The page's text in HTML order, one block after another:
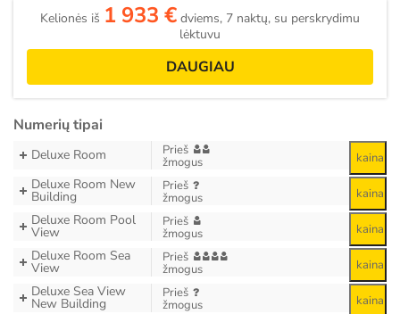
Kelionės iš 1 933 € dviems, 7 naktų, su perskrydimu
lėktuvu
DAUGIAU
Numerių tipai
Deluxe Room Prieš
žmogus kaina
Deluxe Room New
Building
Prieš
žmogus kaina
Deluxe Room Pool
View
Prieš
žmogus kaina
Deluxe Room Sea
View
Prieš
žmogus kaina
Deluxe Sea View
New Building
Prieš
žmogus kaina